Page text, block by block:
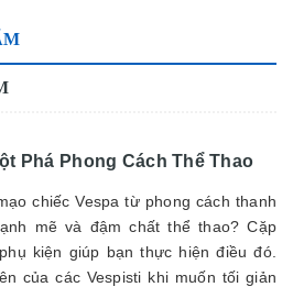
Phá Phong Cách Thể Thao
chiếc Vespa từ phong cách thanh
mẽ và đậm chất thể thao? Cặp
kiện giúp bạn thực hiện điều đó.
của các Vespisti khi muốn tối giản